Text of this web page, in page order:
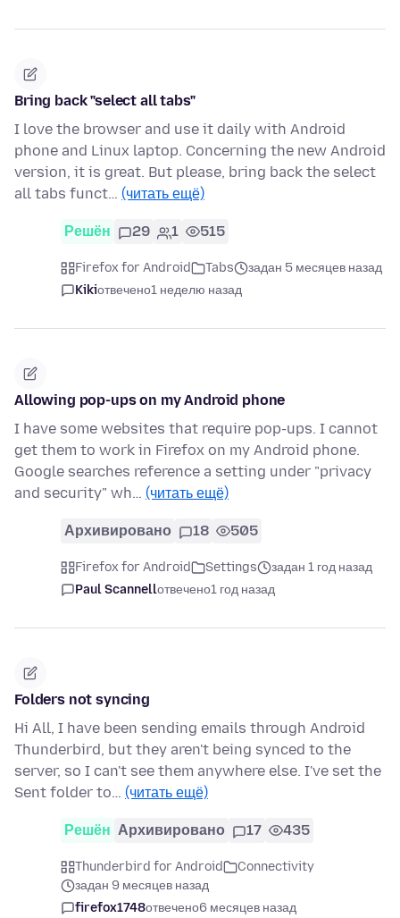
Bring back "select all tabs"
I love the browser and use it daily with Android
phone and Linux laptop. Concerning the new Android
version, it is great. But please, bring back the select
all tabs funct… (читать ещё)
Решён 29 1 515
Firefox for Android Tabs
задан 5 месяцев назад
Kikiотвечено1 неделю назад
Allowing pop-ups on my Android phone
I have some websites that require pop-ups. I cannot
get them to work in Firefox on my Android phone.
Google searches reference a setting under "privacy
and security" wh… (читать ещё)
Архивировано 18 505
Firefox for Android Settings
задан 1 год назад
Paul Scannellотвечено1 год назад
Folders not syncing
Hi All, I have been sending emails through Android
Thunderbird, but they aren't being synced to the
server, so I can't see them anywhere else. I've set the
Sent folder to… (читать ещё)
Решён Архивировано 17 435
Thunderbird for Android
Connectivity
задан 9 месяцев назад
firefox1748отвечено6 месяцев назад